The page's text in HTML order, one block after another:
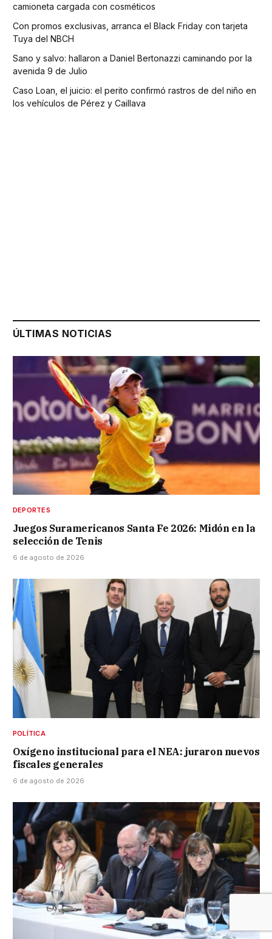
camioneta cargada con cosméticos
Con promos exclusivas, arranca el Black Friday con tarjeta
Tuya del NBCH
Sano y salvo: hallaron a Daniel Bertonazzi caminando por la
avenida 9 de Julio
Caso Loan, el juicio: el perito confirmó rastros de del niño en
los vehículos de Pérez y Caillava
ÚLTIMAS NOTICIAS
DEPORTES
Juegos Suramericanos Santa Fe 2026: Midón en la
selección de Tenis
6 de agosto de 2026
POLÍTICA
Oxígeno institucional para el NEA: juraron nuevos
fiscales generales
6 de agosto de 2026